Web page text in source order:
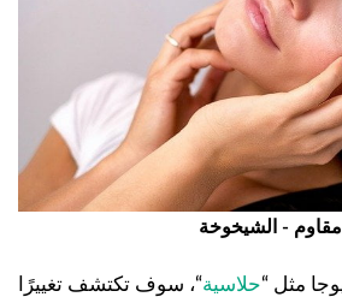
مقاوم - الشيخوخة
مثل “حلاسية“، سوف تكتشف تغييرًا